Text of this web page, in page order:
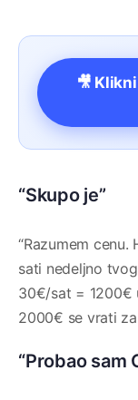
🎥
“Skupo je”
“Razumem
sati nedeljno
30€/sat = 1200€
2000€ se vrati za
“Probao sam